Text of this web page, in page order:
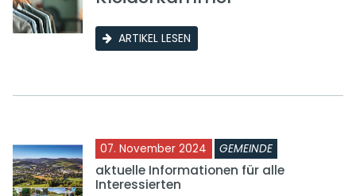
ARTIKEL LESEN
07. November 2024 GEMEINDE
aktuelle Informationen für alle
Interessierten